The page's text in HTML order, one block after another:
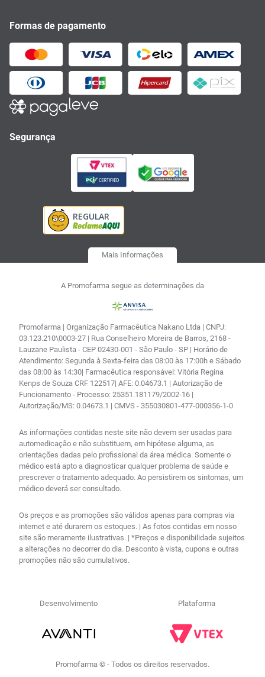
Formas de pagamento
Segurança
Mais Informações
A Promofarma segue as determinações da
Promofarma | Organização Farmacêutica Nakano Ltda | CNPJ:
03.123.210\0003-27 | Rua Conselheiro Moreira de Barros, 2168 -
Lauzane Paulista - CEP 02430-001 - São Paulo - SP | Horário de
Atendimento: Segunda à Sexta-feira das 08:00 às 17:00h e Sábado
das 08:00 às 14:30| Farmacêutica responsável: Vitória Regina
Kenps de Souza CRF 122517| AFE: 0.04673.1 | Autorização de
Funcionamento - Processo: 25351.181179/2002-16 |
Autorização/MS: 0.04673.1 | CMVS - 355030801-477-000356-1-0
As informações contidas neste site não devem ser usadas para
automedicação e não substituem, em hipótese alguma, as
orientações dadas pelo profissional da área médica. Somente o
médico está apto a diagnosticar qualquer problema de saúde e
prescrever o tratamento adequado. Ao persistirem os sintomas, um
médico deverá ser consultado.
Os preços e as promoções são válidos apenas para compras via
internet e até durarem os estoques. | As fotos contidas em nosso
site são meramente ilustrativas. | *Preços e disponibilidade sujeitos
a alterações no decorrer do dia. Desconto à vista, cupons e outras
promoções não são cumulativos.
Desenvolvimento Plataforma
Promofarma © - Todos os direitos reservados.